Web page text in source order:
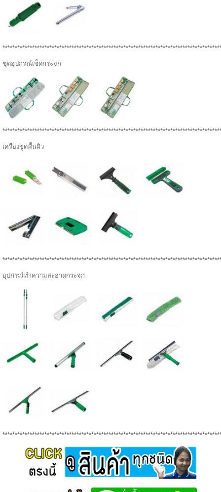
ชุดอุปกรณ์เช็ดกระจก
เครื่องขูดพื้นผิว
อุปกรณ์ทำความสะอาดกระจก